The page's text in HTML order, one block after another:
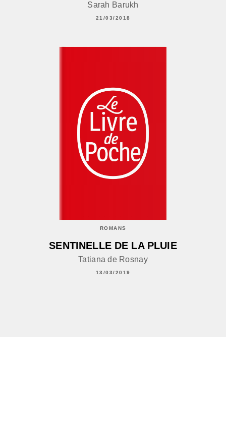
Sarah Barukh
21/03/2018
ROMANS
SENTINELLE DE LA PLUIE
Tatiana de Rosnay
13/03/2019